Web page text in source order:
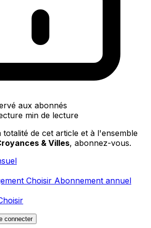
aux abonnés
min de lecture
de cet article et à l'ensemble
& Villes, abonnez-vous.
Choisir Abonnement annuel
connecter